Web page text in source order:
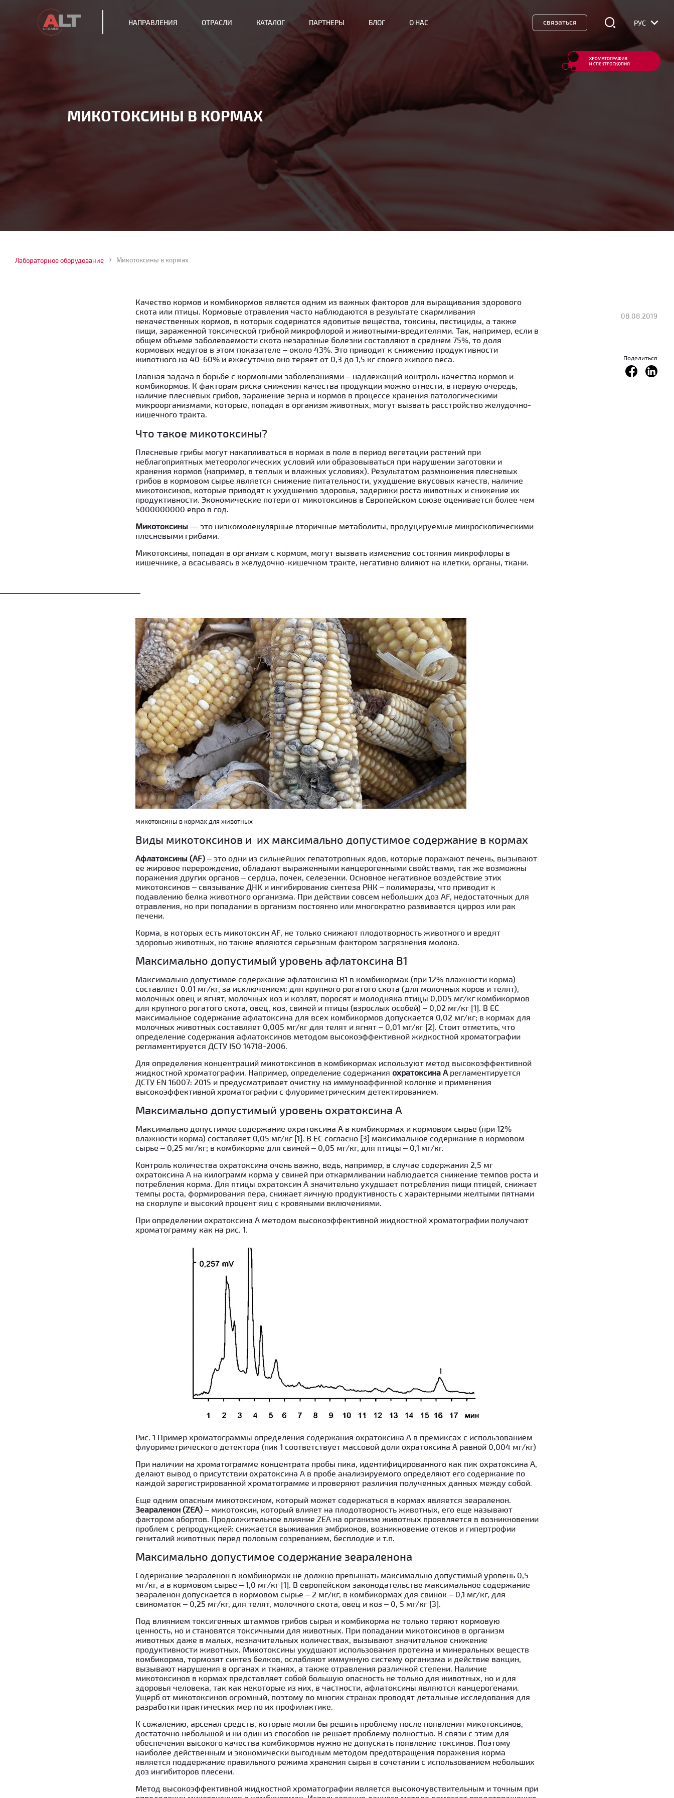
МИКОТОКСИНЫ В КОРМАХ
НАПРАВЛЕНИЯ ОТРАСЛИ КАТАЛОГ ПАРТНЕРЫ БЛОГ О НАС связаться РУС
Лабораторное оборудование Микотоксины в кормах
08.08.2019
Поделиться
Качество кормов и комбикормов является одним из важных факторов для выращивания здорового
скота или птицы. Кормовые отравления часто наблюдаются в результате скармливания
некачественных кормов, в которых содержатся ядовитые вещества, токсины, пестициды, а также
пищи, зараженной токсической грибной микрофлорой и животными-вредителями. Так, например, если в
общем объеме заболеваемости скота незаразные болезни составляют в среднем 75%, то доля
кормовых недугов в этом показателе – около 43%. Это приводит к снижению продуктивности
животного на 40-60% и ежесуточно оно теряет от 0,3 до 1,5 кг своего живого веса.
Главная задача в борьбе с кормовыми заболеваниями – надлежащий контроль качества кормов и
комбикормов. К факторам риска снижения качества продукции можно отнести, в первую очередь,
наличие плесневых грибов, заражение зерна и кормов в процессе хранения патологическими
микроорганизмами, которые, попадая в организм животных, могут вызвать расстройство желудочно-
кишечного тракта.
Что такое микотоксины?
Плесневые грибы могут накапливаться в кормах в поле в период вегетации растений при
неблагоприятных метеорологических условий или образовываться при нарушении заготовки и
хранения кормов (например, в теплых и влажных условиях). Результатом размножения плесневых
грибов в кормовом сырье является снижение питательности, ухудшение вкусовых качеств, наличие
микотоксинов, которые приводят к ухудшению здоровья, задержки роста животных и снижение их
продуктивности. Экономические потери от микотоксинов в Европейском союзе оценивается более чем
5000000000 евро в год.
Микотоксины — это низкомолекулярные вторичные метаболиты, продуцируемые микроскопическими
плесневыми грибами.
Микотоксины, попадая в организм с кормом, могут вызвать изменение состояния микрофлоры в
кишечнике, а всасываясь в желудочно-кишечном тракте, негативно влияют на клетки, органы, ткани.
микотоксины в кормах для животных
Виды микотоксинов и их максимально допустимое содержание в кормах
Афлатоксины (AF) – это одни из сильнейших гепатотропных ядов, которые поражают печень, вызывают
ее жировое перерождение, обладают выраженными канцерогенными свойствами, так же возможны
поражения других органов – сердца, почек, селезенки. Основное негативное воздействие этих
микотоксинов – связывание ДНК и ингибирование синтеза РНК – полимеразы, что приводит к
подавлению белка животного организма. При действии совсем небольших доз AF, недостаточных для
отравления, но при попадании в организм постоянно или многократно развивается цирроз или рак
печени.
Корма, в которых есть микотоксин AF, не только снижают плодотворность животного и вредят
здоровью животных, но также являются серьезным фактором загрязнения молока.
Максимально допустимый уровень афлатоксина В1
Максимально допустимое содержание афлатоксина В1 в комбикормах (при 12% влажности корма)
составляет 0.01 мг/кг, за исключением: для крупного рогатого скота (для молочных коров и телят),
молочных овец и ягнят, молочных коз и козлят, поросят и молодняка птицы 0,005 мг/кг комбикормов
для крупного рогатого скота, овец, коз, свиней и птицы (взрослых особей) – 0,02 мг/кг [1]. В ЕС
максимальное содержание афлатоксина для всех комбикормов допускается 0,02 мг/кг; в кормах для
молочных животных составляет 0,005 мг/кг для телят и ягнят – 0,01 мг/кг [2]. Стоит отметить, что
определение содержания афлатоксинов методом высокоэффективной жидкостной хроматографии
регламентируется ДСТУ ISO 14718-2006.
Для определения концентраций микотоксинов в комбикормах используют метод высокоэффективной
жидкостной хроматографии. Например, определение содержания охратоксина Арегламентируется
ДСТУ EN 16007: 2015 и предусматривает очистку на иммуноаффинной колонке и применения
высокоэффективной хроматографии с флуориметрическим детектированием.
Максимально допустимый уровень охратоксина А
Максимально допустимое содержание охратоксина А в комбикормах и кормовом сырье (при 12%
влажности корма) составляет 0,05 мг/кг [1]. В ЕС согласно [3] максимальное содержание в кормовом
сырье – 0,25 мг/кг; в комбикорме для свиней – 0,05 мг/кг, для птицы – 0,1 мг/кг.
Контроль количества охратоксина очень важно, ведь, например, в случае содержания 2,5 мг
охратоксина А на килограмм корма у свиней при откармливании наблюдается снижение темпов роста и
потребления корма. Для птицы охратоксин А значительно ухудшает потребления пищи птицей, снижает
темпы роста, формирования пера, снижает яичную продуктивность с характерными желтыми пятнами
на скорлупе и высокий процент яиц с кровяными включениями.
При определении охратоксина А методом высокоэффективной жидкостной хроматографии получают
хроматограмму как на рис. 1.
Рис. 1 Пример хроматограммы определения содержания охратоксина А в премиксах с использованием
флуориметрического детектора (пик 1 соответствует массовой доли охратоксина А равной 0,004 мг/кг)
При наличии на хроматограмме концентрата пробы пика, идентифицированного как пик охратоксина А,
делают вывод о присутствии охратоксина А в пробе анализируемого определяют его содержание по
каждой зарегистрированной хроматограмме и проверяют различия полученных данных между собой.
Еще одним опасным микотоксином, который может содержаться в кормах является зеараленон.
Зеараленон (ZEA) – микотоксин, который влияет на плодотворность животных, его еще называют
фактором абортов. Продолжительное влияние ZEA на организм животных проявляется в возникновении
проблем с репродукцией: снижается выживания эмбрионов, возникновение отеков и гипертрофии
гениталий животных перед половым созреванием, бесплодие и т.п.
Максимально допустимое содержание зеараленона
Содержание зеараленон в комбикормах не должно превышать максимально допустимый уровень 0,5
мг/кг, а в кормовом сырье – 1,0 мг/кг [1]. В европейском законодательстве максимальное содержание
зеараленон допускается в кормовом сырье – 2 мг/кг, в комбикормах для свинок – 0,1 мг/кг, для
свиноматок – 0,25 мг/кг, для телят, молочного скота, овец и коз – 0, 5 мг/кг [3].
Под влиянием токсигенных штаммов грибов сырья и комбикорма не только теряют кормовую
ценность, но и становятся токсичными для животных. При попадании микотоксинов в организм
животных даже в малых, незначительных количествах, вызывают значительное снижение
продуктивности животных. Микотоксины ухудшают использования протеина и минеральных веществ
комбикорма, тормозят синтез белков, ослабляют иммунную систему организма и действие вакцин,
вызывают нарушения в органах и тканях, а также отравления различной степени. Наличие
микотоксинов в кормах представляет собой большую опасность не только для животных, но и для
здоровья человека, так как некоторые из них, в частности, афлатоксины являются канцерогенами.
Ущерб от микотоксинов огромный, поэтому во многих странах проводят детальные исследования для
разработки практических мер по их профилактике.
К сожалению, арсенал средств, которые могли бы решить проблему после появления микотоксинов,
достаточно небольшой и ни один из способов не решает проблему полностью. В связи с этим для
обеспечения высокого качества комбикормов нужно не допускать появление токсинов. Поэтому
наиболее действенным и экономически выгодным методом предотвращения поражения корма
является поддержание правильного режима хранения сырья в сочетании с использованием небольших
доз ингибиторов плесени.
Метод высокоэффективной жидкостной хроматографии является высокочувствительным и точным при